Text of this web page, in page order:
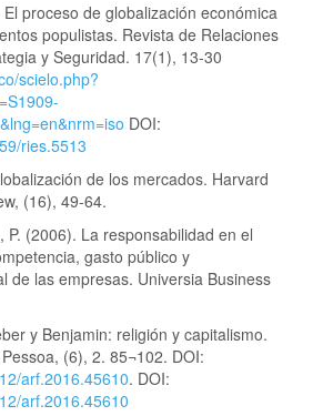
proceso de globalización económica
populistas. Revista de Relaciones
y Seguridad. 17(1), 13-30
scielo.php?
DOI:
ries.5513
de los mercados. Harvard
(16), 49-64.
P. (2006). La responsabilidad en el
gasto público y
de las empresas. Universia Business
y Benjamin: religión y capitalismo.
(6), 2. 85¬102. DOI:
arf.2016.45610. DOI:
arf.2016.45610